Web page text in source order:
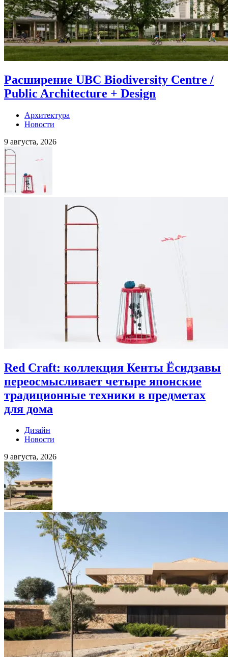
Расширение UBC Biodiversity Centre /
Public Architecture + Design
Архитектура
Новости
9 августа, 2026
Red Craft: коллекция Кенты Ёсидзавы
переосмысливает четыре японские
традиционные техники в предметах
для дома
Дизайн
Новости
9 августа, 2026